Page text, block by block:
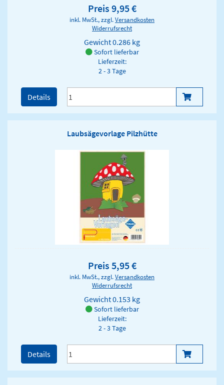
Preis 9,95 €
inkl. MwSt., zzgl.Versandkosten
Widerrufsrecht
Gewicht0.286 kg
Sofort lieferbar
Lieferzeit:
2 - 3 Tage
Details
Laubsägevorlage Pilzhütte
Preis 5,95 €
inkl. MwSt., zzgl.Versandkosten
Widerrufsrecht
Gewicht0.153 kg
Sofort lieferbar
Lieferzeit:
2 - 3 Tage
Details